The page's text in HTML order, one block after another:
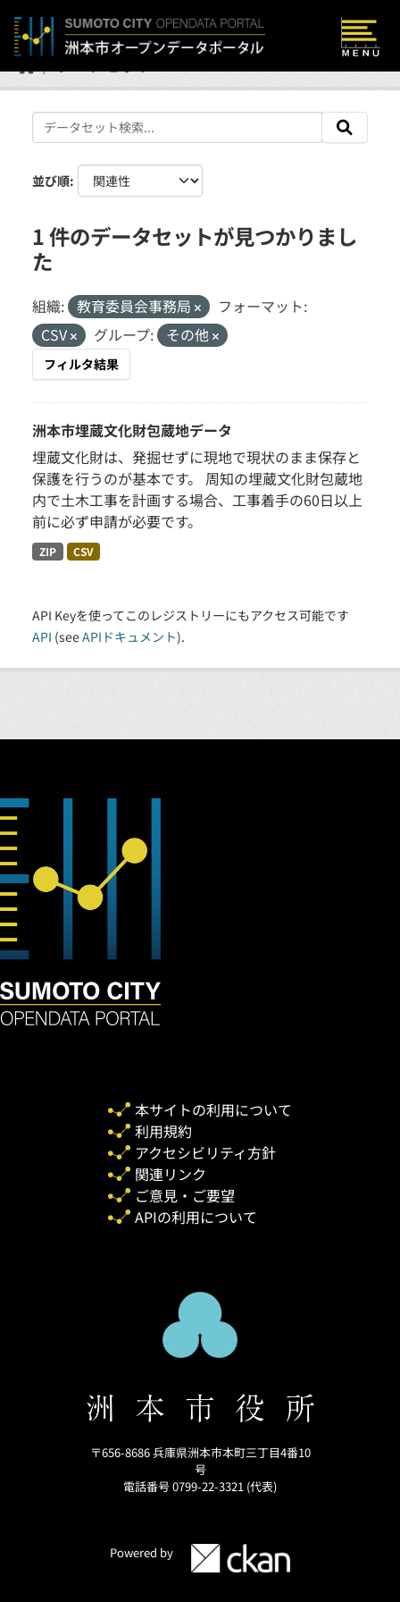
並び順
1 件のデータセットが見つかりまし
た
組織: 教育委員会事務局
フォーマット:
CSV
グループ: その他
フィルタ結果
洲本市埋蔵文化財包蔵地データ
埋蔵文化財は、発掘せずに現地で現状のまま保存と
保護を行うのが基本です。 周知の埋蔵文化財包蔵地
内で土木工事を計画する場合、工事着手の60日以上
前に必ず申請が必要です。
ZIP CSV
API Keyを使ってこのレジストリーにもアクセス可能です
API (seeAPIドキュメント).
本サイトの利用について
利用規約
アクセシビリティ方針
関連リンク
ご意見・ご要望
APIの利用について
〒656-8686 兵庫県洲本市本町三丁目4番10
号
電話番号 0799-22-3321 (代表)
Powered by